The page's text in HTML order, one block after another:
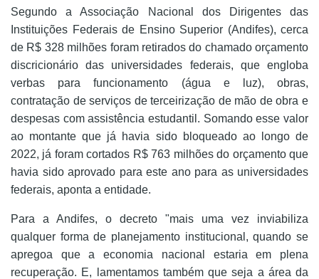
Segundo a Associação Nacional dos Dirigentes das
Instituições Federais de Ensino Superior (Andifes), cerca
de R$ 328 milhões foram retirados do chamado orçamento
discricionário das universidades federais, que engloba
verbas para funcionamento (água e luz), obras,
contratação de serviços de terceirização de mão de obra e
despesas com assistência estudantil. Somando esse valor
ao montante que já havia sido bloqueado ao longo de
2022, já foram cortados R$ 763 milhões do orçamento que
havia sido aprovado para este ano para as universidades
federais, aponta a entidade.
Para a Andifes, o decreto "mais uma vez inviabiliza
qualquer forma de planejamento institucional, quando se
apregoa que a economia nacional estaria em plena
recuperação. E, lamentamos também que seja a área da